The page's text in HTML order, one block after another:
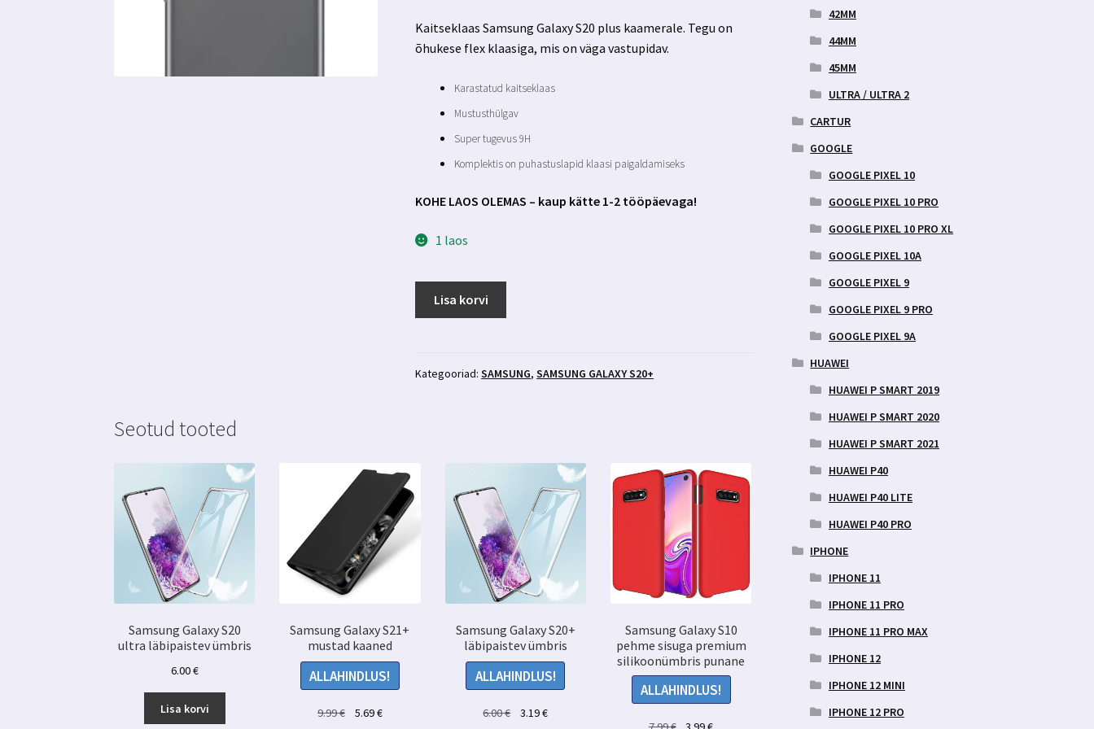
oli:
on:
Kaitseklaas Samsung Galaxy S20 plus kaamerale. Tegu on
õhukese flex klaasiga, mis on väga vastupidav.
Karastatud kaitseklaas
Mustusthülgav
Super tugevus 9H
Komplektis on puhastuslapid klaasi paigaldamiseks
KOHE LAOS OLEMAS – kaup kätte 1-2 tööpäevaga!
1 laos
kaitseklaas
Lisa korvi
Kategooriad:SAMSUNG,SAMSUNG GALAXY S20+
Seotud tooted
Samsung Galaxy S20
ultra läbipaistev ümbris
6.00€
Lisa korvi
Samsung Galaxy S21+
mustad kaaned
ALLAHINDLUS!
9.99€
Algne
5.69€Praegune
Samsung Galaxy S20+
läbipaistev ümbris
ALLAHINDLUS!
6.00€
Algne
3.19€Praegune
Samsung Galaxy S10
pehme sisuga premium
silikoonümbris punane
ALLAHINDLUS!
Algne Praegune
42MM
44MM
45MM
ULTRA / ULTRA 2
CARTUR
GOOGLE
GOOGLE PIXEL 10
GOOGLE PIXEL 10 PRO
GOOGLE PIXEL 10 PRO XL
GOOGLE PIXEL 10A
GOOGLE PIXEL 9
GOOGLE PIXEL 9 PRO
GOOGLE PIXEL 9A
HUAWEI
HUAWEI P SMART 2019
HUAWEI P SMART 2020
HUAWEI P SMART 2021
HUAWEI P40
HUAWEI P40 LITE
HUAWEI P40 PRO
IPHONE
IPHONE 11
IPHONE 11 PRO
IPHONE 11 PRO MAX
IPHONE 12
IPHONE 12 MINI
IPHONE 12 PRO